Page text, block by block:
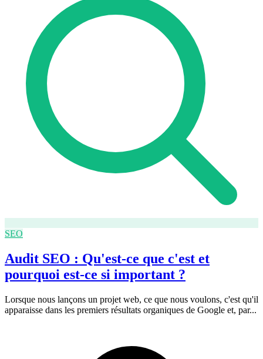
🇬🇧 EN 🇫🇷 FR🇩🇪 DE 🇮🇹 IT
Se connecter
SEO
Audit SEO : Qu'est-ce que c'est et
pourquoi est-ce si important ?
Lorsque nous lançons un projet web, ce que nous voulons, c'est qu'il
apparaisse dans les premiers résultats organiques de Google et, par...